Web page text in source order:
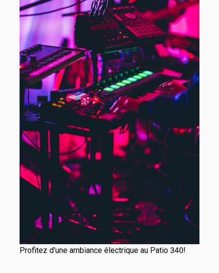
Profitez d'une ambiance électrique au Patio 340!